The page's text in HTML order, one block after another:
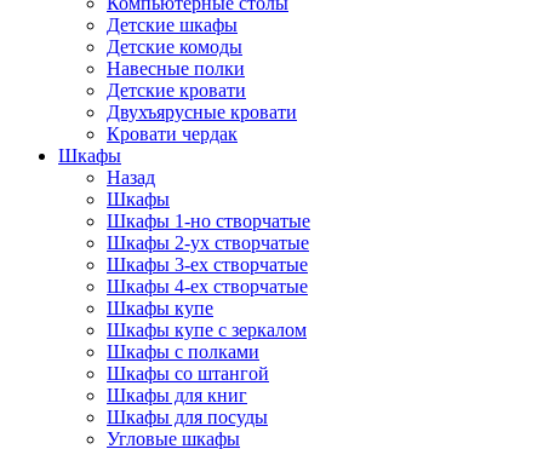
Детские шкафы
Детские комоды
Навесные полки
Детские кровати
Двухъярусные кровати
Кровати чердак
Шкафы
Назад
Шкафы
Шкафы 1-но створчатые
Шкафы 2-ух створчатые
Шкафы 3-ех створчатые
Шкафы 4-ех створчатые
Шкафы купе
Шкафы купе с зеркалом
Шкафы с полками
Шкафы со штангой
Шкафы для книг
Шкафы для посуды
Угловые шкафы